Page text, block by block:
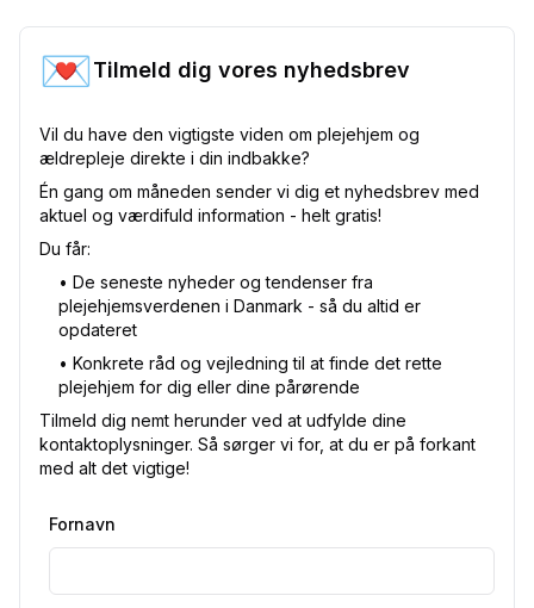
💌Tilmeld dig vores nyhedsbrev
Vil du have den vigtigste viden om plejehjem og
ældrepleje direkte i din indbakke?
Én gang om måneden sender vi dig et nyhedsbrev med
aktuel og værdifuld information - helt gratis!
Du får:
•⁠ De seneste nyheder og tendenser fra
plejehjemsverdenen i Danmark - så du altid er
opdateret
•⁠ Konkrete råd og vejledning til at finde det rette
plejehjem for dig eller dine pårørende
Tilmeld dig nemt herunder ved at udfylde dine
kontaktoplysninger. Så sørger vi for, at du er på forkant
med alt det vigtige!
Fornavn